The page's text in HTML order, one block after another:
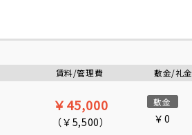
賃料/管理費 敷金/礼金
￥45,000
（￥5,500）
敷金
￥0